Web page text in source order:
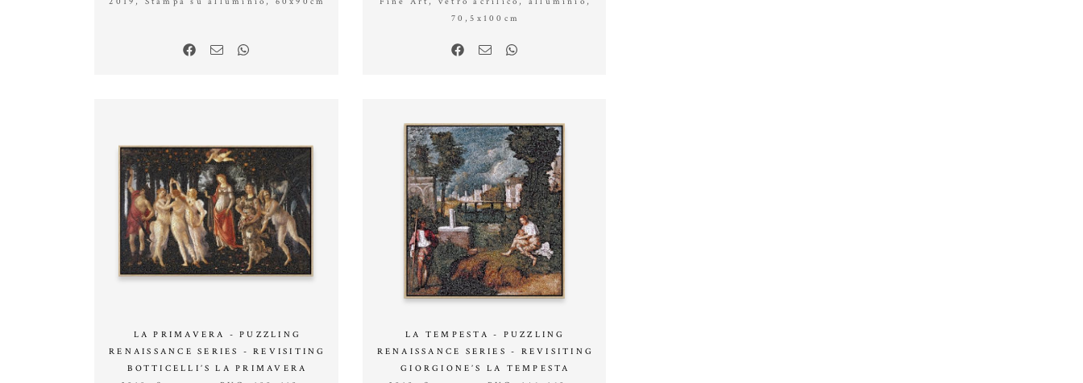
70,5x100cm
LA PRIMAVERA - PUZZLING
RENAISSANCE SERIES - REVISITING
BOTTICELLI’S LA PRIMAVERA
LA TEMPESTA - PUZZLING
RENAISSANCE SERIES - REVISITING
GIORGIONE’S LA TEMPESTA